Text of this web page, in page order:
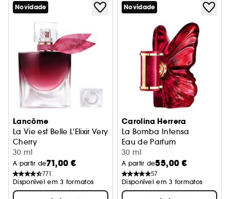
Novidade
Lancôme
La Vie est Belle L'Elixir Very
Cherry
Eau de Parfum
30 ml
A partir de71,00 €
771
Disponível em 3 formatos
Novidade
Carolina Herrera
La Bomba Intensa
Eau de Parfum
30 ml
A partir de55,00 €
57
Disponível em 3 formatos